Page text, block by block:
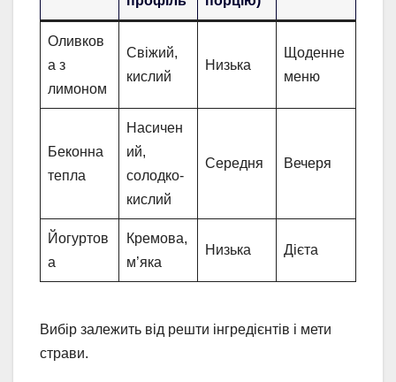
Оливков
а з
лимоном
Свіжий,
кислий
Низька
Щоденне
меню
Беконна
тепла
Насичен
ий,
солодко-
кислий
Середня Вечеря
Йогуртов
а
Кремова,
м’яка
Низька Дієта
Вибір залежить від решти інгредієнтів і мети
страви.